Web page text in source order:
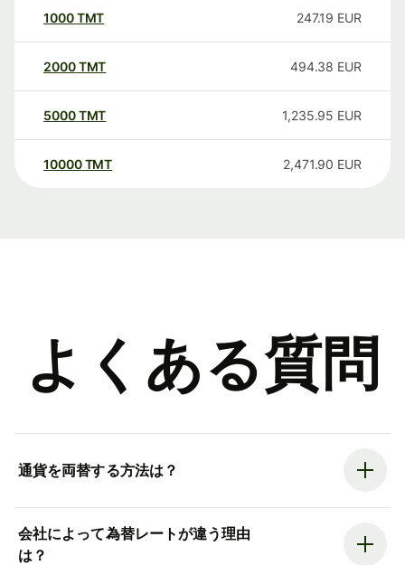
1000TMT 247.19 EUR
2000TMT 494.38 EUR
5000TMT 1,235.95 EUR
10000 TMT 2,471.90 EUR
よくある質問
通貨を両替する方法は？
会社によって為替レートが違う理由
は？